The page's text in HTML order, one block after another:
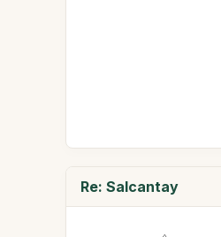
Re: Salcantay